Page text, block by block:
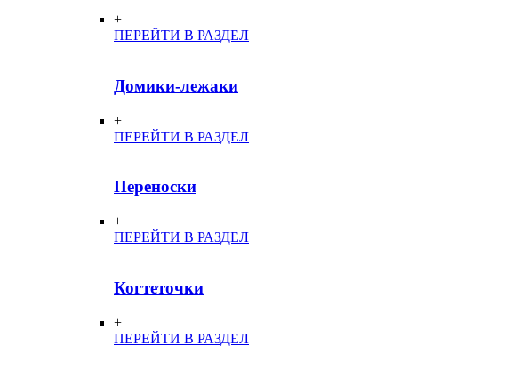
+
ПЕРЕЙТИ В РАЗДЕЛ
Домики-лежаки
+
ПЕРЕЙТИ В РАЗДЕЛ
Переноски
+
ПЕРЕЙТИ В РАЗДЕЛ
Когтеточки
+
ПЕРЕЙТИ В РАЗДЕЛ